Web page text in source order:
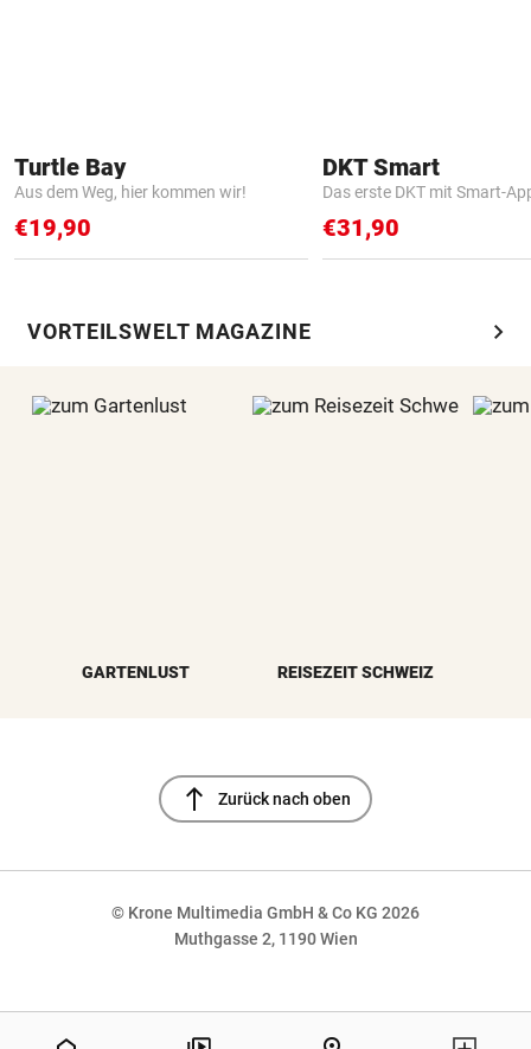
Turtle Bay
Aus dem Weg, hier kommen wir!
€19,90
DKT Smart
Das erste DKT mit Smart-
€31,90
VORTEILSWELT MAGAZINE chevron_right
GARTENLUST REISEZEIT SCHWEIZ
north Zurück nach oben
© Krone Multimedia GmbH & Co KG 2026
Muthgasse 2, 1190 Wien
NaN%